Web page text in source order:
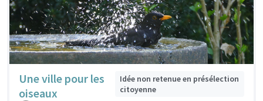
Une ville pour les
oiseaux
Idée non retenue en présélection
citoyenne